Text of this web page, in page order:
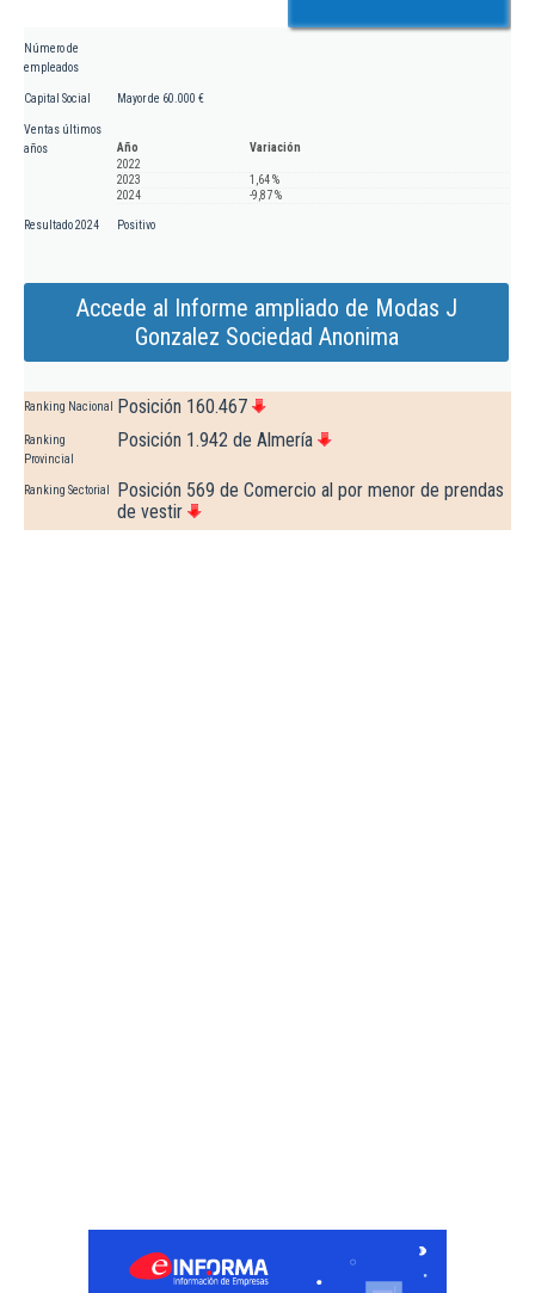
Número de
empleados
Capital Social Mayor de 60.000 €
Ventas últimos
años
Año
Variación
2022
2023
1,64 %
2024
-9,87 %
Resultado 2024 Positivo
Accede al Informe ampliado de Modas J
Gonzalez Sociedad Anonima
Ranking Nacional Posición 160.467
Ranking
Provincial
Posición 1.942 de Almería
Ranking Sectorial
Posición 569 de Comercio al por menor de prendas
de vestir